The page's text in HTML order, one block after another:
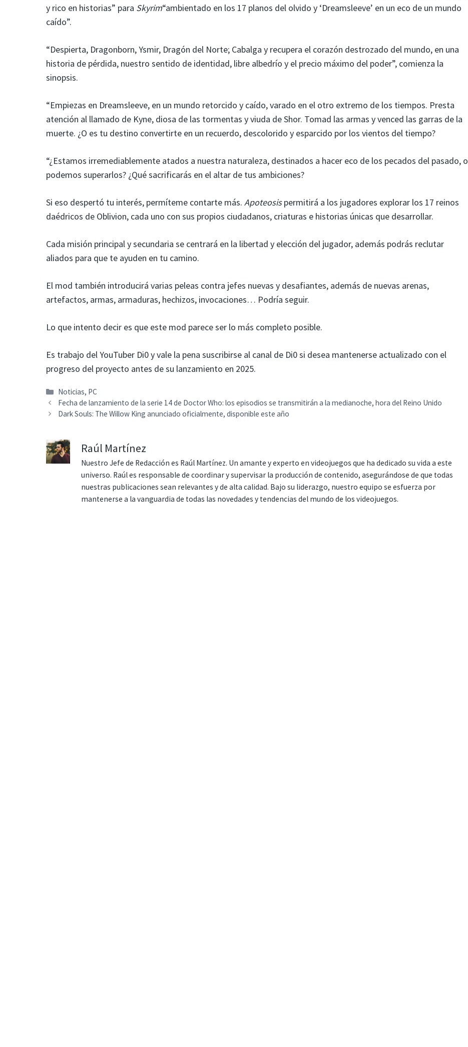
y rico en historias” para Skyrim“ambientado en los 17 planos del olvido y ‘Dreamsleeve’ en un eco de un mundo
caído”.
“Despierta, Dragonborn, Ysmir, Dragón del Norte; Cabalga y recupera el corazón destrozado del mundo, en una
historia de pérdida, nuestro sentido de identidad, libre albedrío y el precio máximo del poder”, comienza la
sinopsis.
“Empiezas en Dreamsleeve, en un mundo retorcido y caído, varado en el otro extremo de los tiempos. Presta
atención al llamado de Kyne, diosa de las tormentas y viuda de Shor. Tomad las armas y venced las garras de la
muerte. ¿O es tu destino convertirte en un recuerdo, descolorido y esparcido por los vientos del tiempo?
“¿Estamos irremediablemente atados a nuestra naturaleza, destinados a hacer eco de los pecados del pasado, o
podemos superarlos? ¿Qué sacrificarás en el altar de tus ambiciones?
Si eso despertó tu interés, permíteme contarte más. Apoteosispermitirá a los jugadores explorar los 17 reinos
daédricos de Oblivion, cada uno con sus propios ciudadanos, criaturas e historias únicas que desarrollar.
Cada misión principal y secundaria se centrará en la libertad y elección del jugador, además podrás reclutar
aliados para que te ayuden en tu camino.
El mod también introducirá varias peleas contra jefes nuevas y desafiantes, además de nuevas arenas,
artefactos, armas, armaduras, hechizos, invocaciones… Podría seguir.
Lo que intento decir es que este mod parece ser lo más completo posible.
Es trabajo del YouTuber Di0 y vale la pena suscribirse al canal de Di0 si desea mantenerse actualizado con el
progreso del proyecto antes de su lanzamiento en 2025.
Categorías
Noticias, PC
Fecha de lanzamiento de la serie 14 de Doctor Who: los episodios se transmitirán a la medianoche, hora del Reino Unido
Dark Souls: The Willow King anunciado oficialmente, disponible este año
Raúl Martínez
Nuestro Jefe de Redacción es Raúl Martínez. Un amante y experto en videojuegos que ha dedicado su vida a este
universo. Raúl es responsable de coordinar y supervisar la producción de contenido, asegurándose de que todas
nuestras publicaciones sean relevantes y de alta calidad. Bajo su liderazgo, nuestro equipo se esfuerza por
mantenerse a la vanguardia de todas las novedades y tendencias del mundo de los videojuegos.